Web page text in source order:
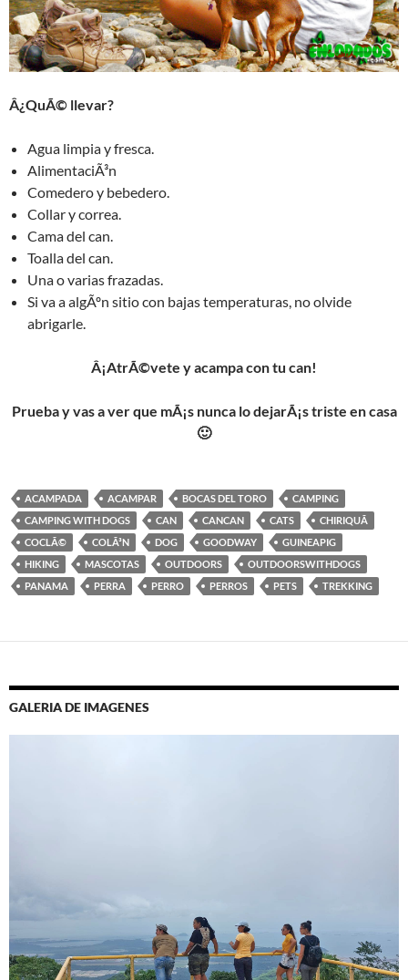
Â¿QuÃ© llevar?
Agua limpia y fresca.
AlimentaciÃ³n
Comedero y bebedero.
Collar y correa.
Cama del can.
Toalla del can.
Una o varias frazadas.
Si va a algÃºn sitio con bajas temperaturas, no olvide
abrigarle.
Â¡AtrÃ©vete y acampa con tu can!
Prueba y vas a ver que mÃ¡s nunca lo dejarÃ¡s triste en casa
🙂
ACAMPADA ACAMPAR BOCAS DEL TORO
CAMPING
CAMPING WITH DOGS
CAN CANCAN CATS
CHIRIQUÃ­
COCLÃ©
COLÃ³N DOG GOODWAY
GUINEAPIG
HIKING
MASCOTAS OUTDOORS
OUTDOORSWITHDOGS
PANAMA
PERRA PERRO PERROS PETS TREKKING
GALERIA DE IMAGENES